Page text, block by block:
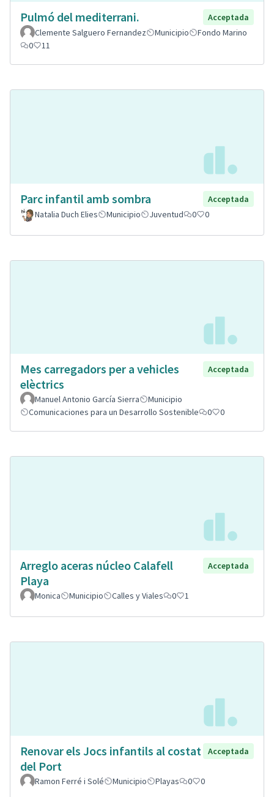
Pulmó del mediterrani.
Acceptada
Clemente Salguero Fernandez
Municipio
Fondo Marino
0
11
Parc infantil amb sombra
Acceptada
Natalia Duch Elies
Municipio Juventud 0 0
Mes carregadors per a vehicles
elèctrics
Acceptada
Manuel Antonio García Sierra
Municipio
Comunicaciones para un Desarrollo Sostenible
0 0
Arreglo aceras núcleo Calafell
Playa
Acceptada
Monica Municipio Calles y Viales 0 1
Renovar els Jocs infantils al costat
del Port
Acceptada
Ramon Ferré i Solé Municipio Playas 0 0